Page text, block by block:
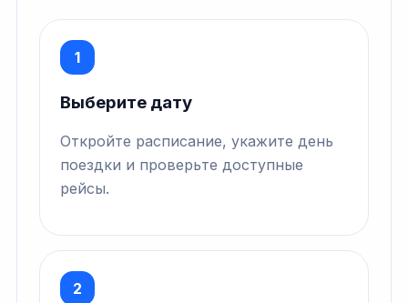
1
Выберите дату
Откройте расписание, укажите день
поездки и проверьте доступные
рейсы.
2